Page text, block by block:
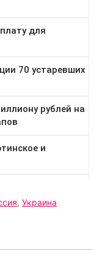
, Украина